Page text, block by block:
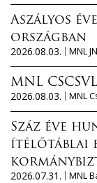
Aszályos
országban
2026.08.03.
MNL
MNL
2026.08.03.
MNL
Száz éve
ítélőtáblai
2026.07.31.
MNL